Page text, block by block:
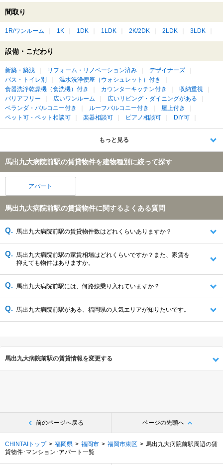
間取り
1R/ワンルーム 1K 1DK 1LDK 2K/2DK 2LDK 3LDK
設備・こだわり
新築・築浅 リフォーム・リノベーション済み
デザイナーズ
バス・トイレ別
温水洗浄便座（ウォシュレット）付き
食器洗浄乾燥機（食洗機）付き
カウンターキッチン付き
収納重視
バリアフリー
広いワンルーム
広いリビング・ダイニングがある
ベランダ・バルコニー付き
ルーフバルコニー付き
屋上付き
ペット可・ペット相談可
楽器相談可 ピアノ相談可 DIY可
もっと見る
馬出九大病院前駅の賃貸物件を建物種別に絞って探す
アパート
馬出九大病院前駅の賃貸物件に関するよくある質問
馬出九大病院前駅の賃貸物件数はどれくらいありますか？
馬出九大病院前駅の家賃相場はどれくらいですか？また、家賃を
抑えても物件はありますか。
馬出九大病院前駅には、何路線乗り入れていますか？
馬出九大病院前駅がある、福岡県の人気エリアが知りたいです。
馬出九大病院前駅の賃貸情報を変更する
前のページへ戻る ページの先頭へ
CHINTAIトップ 福岡県 福岡市 福岡市東区
馬出九大病院前駅周辺の賃
貸物件･マンション･アパート一覧